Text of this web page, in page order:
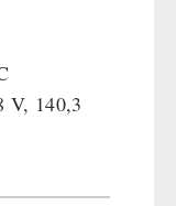
V, 140,3